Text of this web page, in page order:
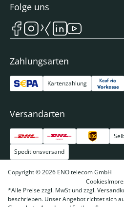
Zahlungsarten
Kartenzahlung
Versandarten
Speditionsversand
Folge uns
Copyright © 2026 ENO telecom GmbH
Cookies
*Alle Preise zzgl. MwSt und zzgl.
beschrieben. Unser Angebot richtet sich